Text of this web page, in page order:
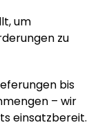
um
zu
bis
– wir
einsatzbereit.